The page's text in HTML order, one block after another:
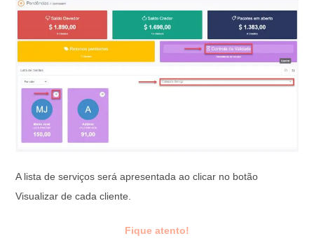
A lista de serviços será apresentada ao clicar no botão
Visualizar de cada cliente.
Fique atento!